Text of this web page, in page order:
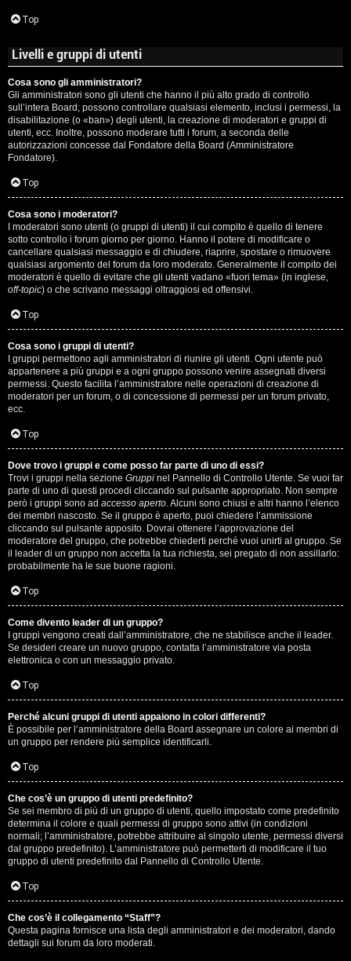
Top
Livelli e gruppi di utenti
Cosa sono gli amministratori?
Gli amministratori sono gli utenti che hanno il più alto grado di controllo
sull’intera Board; possono controllare qualsiasi elemento, inclusi i permessi, la
disabilitazione (o «ban») degli utenti, la creazione di moderatori e gruppi di
utenti, ecc. Inoltre, possono moderare tutti i forum, a seconda delle
autorizzazioni concesse dal Fondatore della Board (Amministratore
Fondatore).
Top
Cosa sono i moderatori?
I moderatori sono utenti (o gruppi di utenti) il cui compito è quello di tenere
sotto controllo i forum giorno per giorno. Hanno il potere di modificare o
cancellare qualsiasi messaggio e di chiudere, riaprire, spostare o rimuovere
qualsiasi argomento del forum da loro moderato. Generalmente il compito dei
moderatori è quello di evitare che gli utenti vadano «fuori tema» (in inglese,
off-topic) o che scrivano messaggi oltraggiosi ed offensivi.
Top
Cosa sono i gruppi di utenti?
I gruppi permettono agli amministratori di riunire gli utenti. Ogni utente può
appartenere a più gruppi e a ogni gruppo possono venire assegnati diversi
permessi. Questo facilita l’amministratore nelle operazioni di creazione di
moderatori per un forum, o di concessione di permessi per un forum privato,
ecc.
Top
Dove trovo i gruppi e come posso far parte di uno di essi?
Trovi i gruppi nella sezione Gruppi nel Pannello di Controllo Utente. Se vuoi far
parte di uno di questi procedi cliccando sul pulsante appropriato. Non sempre
però i gruppi sono ad accesso aperto. Alcuni sono chiusi e altri hanno l’elenco
dei membri nascosto. Se il gruppo è aperto, puoi chiedere l’ammissione
cliccando sul pulsante apposito. Dovrai ottenere l’approvazione del
moderatore del gruppo, che potrebbe chiederti perché vuoi unirti al gruppo. Se
il leader di un gruppo non accetta la tua richiesta, sei pregato di non assillarlo:
probabilmente ha le sue buone ragioni.
Top
Come divento leader di un gruppo?
I gruppi vengono creati dall’amministratore, che ne stabilisce anche il leader.
Se desideri creare un nuovo gruppo, contatta l’amministratore via posta
elettronica o con un messaggio privato.
Top
Perché alcuni gruppi di utenti appaiono in colori differenti?
È possibile per l’amministratore della Board assegnare un colore ai membri di
un gruppo per rendere più semplice identificarli.
Top
Che cos’è un gruppo di utenti predefinito?
Se sei membro di più di un gruppo di utenti, quello impostato come predefinito
determina il colore e quali permessi di gruppo sono attivi (in condizioni
normali; l’amministratore, potrebbe attribuire al singolo utente, permessi diversi
dal gruppo predefinito). L’amministratore può permetterti di modificare il tuo
gruppo di utenti predefinito dal Pannello di Controllo Utente.
Top
Che cos’è il collegamento “Staff”?
Questa pagina fornisce una lista degli amministratori e dei moderatori, dando
dettagli sui forum da loro moderati.
a
c
e
P
e
r
c
o
r
s
i
M
u
s
i
c
a
l
i
.
.
.
D
i
t
u
t
t
o
u
n
p
ò